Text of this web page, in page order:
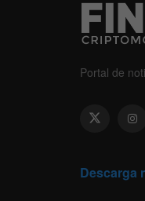
Portal de
Descarga